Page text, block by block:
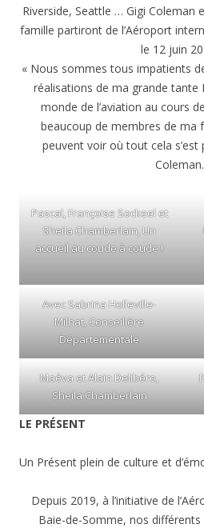
Riverside, Seattle … Gigi Coleman
famille partiront de l’Aéroport
le 12 juin
« Nous sommes tous impatients
réalisations de ma grande tante
monde de l’aviation au cours
beaucoup de membres de ma
peuvent voir où tout cela s’est
Coleman.
Pascal, Françoise Sockeel et
Sheila Chamberlain, Un
accueil au coude à coude !
Avec Sabrina Holleville-
Milhat, Conseillère
Départementale
Maéva et Alain Delibéro,
Sheila Chamberlain
LE PRÉSENT
Un Présent plein de culture et
Depuis 2019, à l’initiative de
Baie-de-Somme, nos